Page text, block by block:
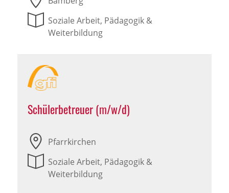
Soziale Arbeit, Pädagogik &
Weiterbildung
Schülerbetreuer (m/w/d)
Pfarrkirchen
Soziale Arbeit, Pädagogik &
Weiterbildung